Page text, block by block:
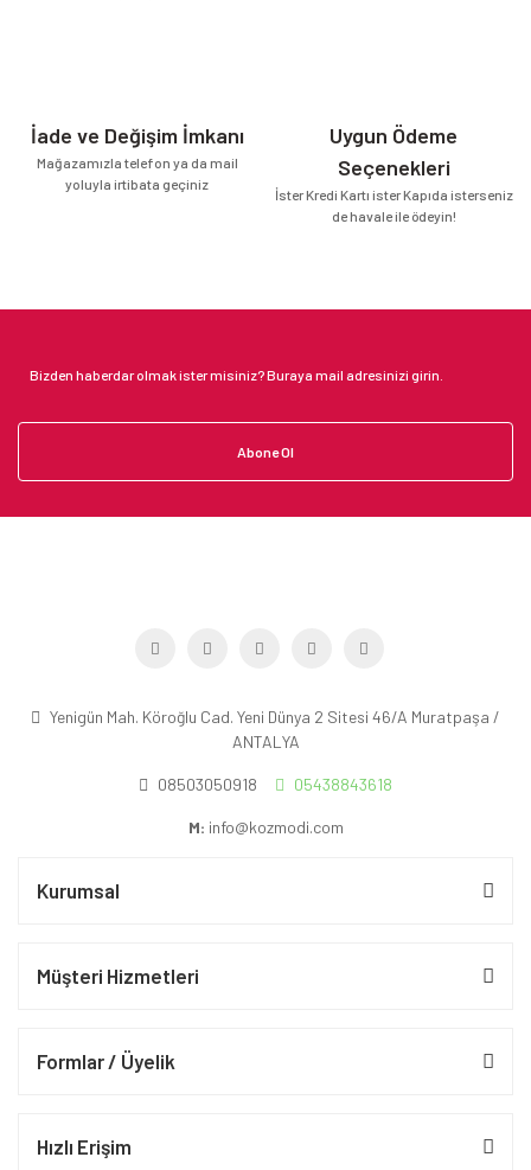
İade ve Değişim İmkanı
Mağazamızla telefon ya da mail
yoluyla irtibata geçiniz
Uygun Ödeme
Seçenekleri
İster Kredi Kartı ister Kapıda isterseniz
de havale ile ödeyin!
Abone Ol
Yenigün Mah. Köroğlu Cad. Yeni Dünya 2 Sitesi 46/A Muratpaşa /
ANTALYA
08503050918 05438843618
M: info@kozmodi.com
Kurumsal
Müşteri Hizmetleri
Formlar / Üyelik
Hızlı Erişim